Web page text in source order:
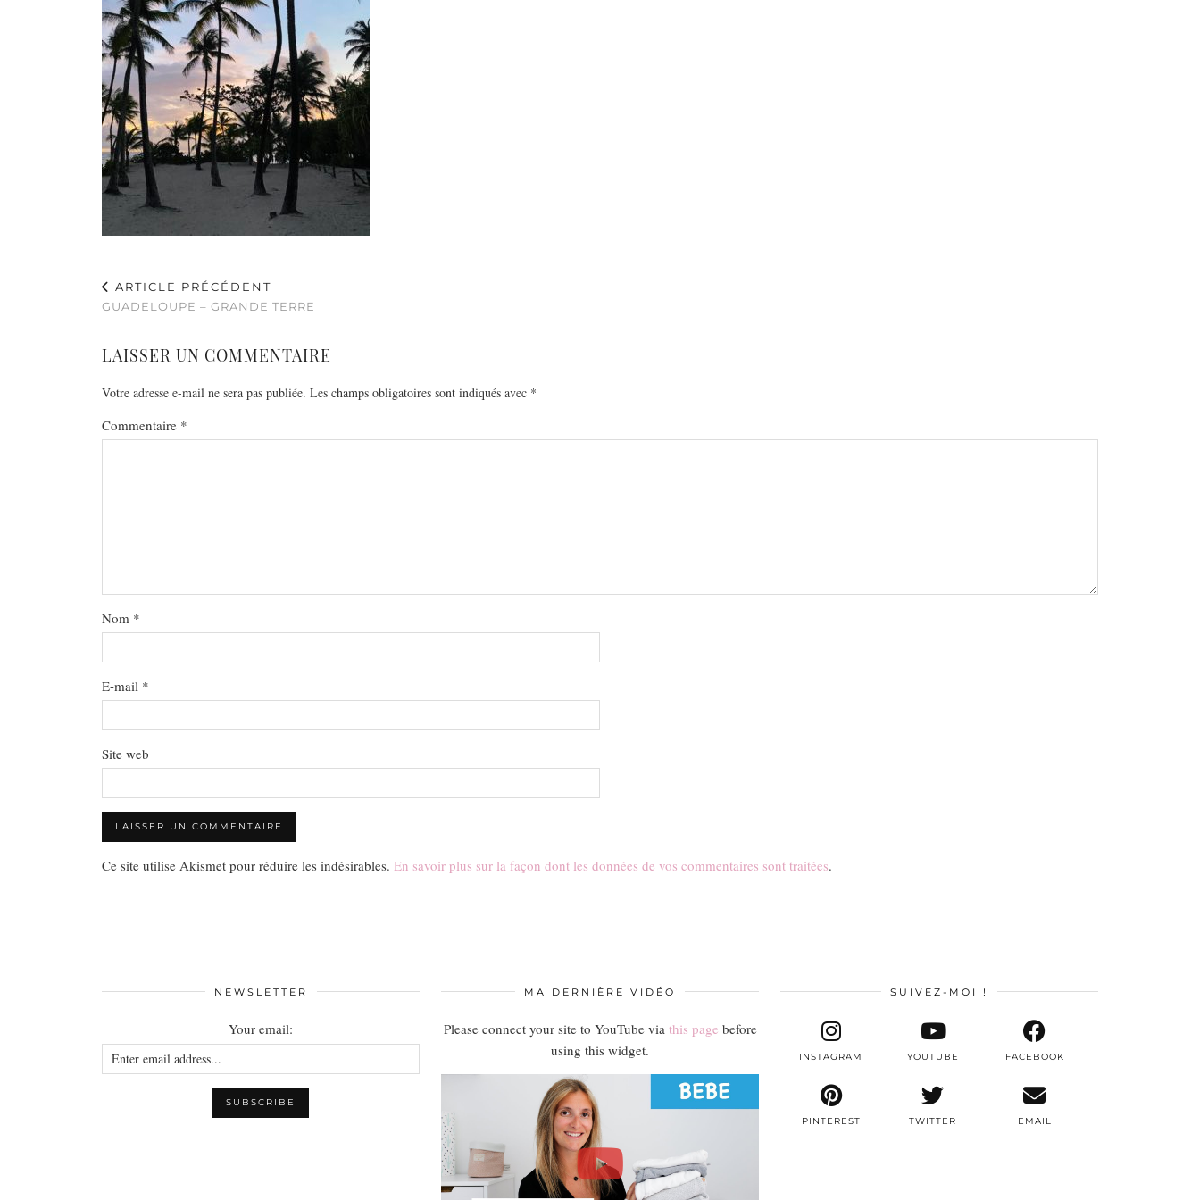
ARTICLE PRÉCÉDENT
GUADELOUPE – GRANDE TERRE
LAISSER UN COMMENTAIRE
Votre adresse e-mail ne sera pas publiée. Les champs obligatoires sont indiqués avec *
Commentaire *
Nom *
E-mail *
Site web
Ce site utilise Akismet pour réduire les indésirables. En savoir plus sur la façon dont les données de vos commentaires sont traitées.
NEWSLETTER
Your email:
MA DERNIÈRE VIDÉO
Please connect your site to YouTube via this page before
using this widget.
SUIVEZ-MOI !
TWITTER
INSTAGRAM FACEBOOK
PINTEREST
YOUTUBE
EMAIL